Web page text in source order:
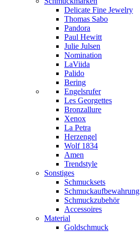
Delicate Fine Jewelry
Thomas Sabo
Pandora
Paul Hewitt
Julie Julsen
Nomination
LaViida
Palido
Bering
Engelsrufer
Les Georgettes
Bronzallure
Xenox
La Petra
Herzengel
Wolf 1834
Amen
Trendstyle
Sonstiges
Schmucksets
Schmuckaufbewahrung
Schmuckzubehör
Accessoires
Material
Goldschmuck